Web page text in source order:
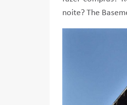
noite? The